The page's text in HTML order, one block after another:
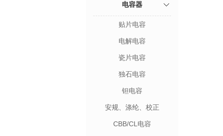
电容器
贴片电容
电解电容
瓷片电容
独石电容
钽电容
安规、涤纶、校正
CBB/CL电容